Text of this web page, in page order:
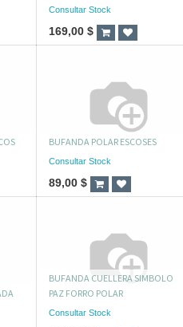
Consultar Stock
169,00 $
BUFANDA POLAR ESCOSES
Consultar Stock
89,00 $
BUFANDA CUELLERA SIMBOLO
PAZ FORRO POLAR
Consultar Stock